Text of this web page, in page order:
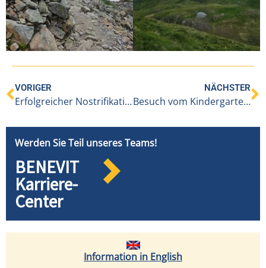
VORIGER
Erfolgreicher Nostrifikationsabschluss unserer Internationals
NÄCHSTER
Besuch vom Kindergarten Alberschwende
Werden Sie Teil unseres Teams!
BENEVIT
Karriere-
Center
Information in English